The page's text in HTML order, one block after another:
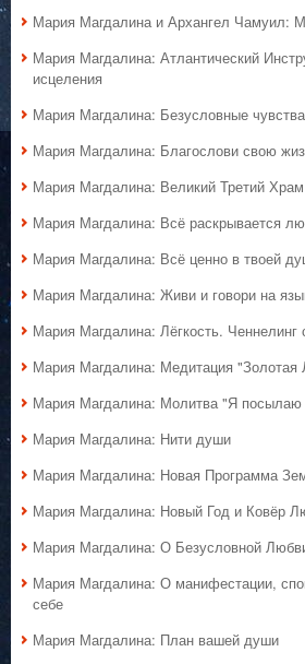
Мария Магдалина и Архангел Чамуил:
Мария Магдалина: Атлантический
исцеления
Мария Магдалина: Безусловные чувства
Мария Магдалина: Благослови свою
Мария Магдалина: Великий Третий Храм
Мария Магдалина: Всё раскрывается
Мария Магдалина: Всё ценно в твоей
Мария Магдалина: Живи и говори на
Мария Магдалина: Лёгкость. Ченнелинг
Мария Магдалина: Медитация "Золотая
Мария Магдалина: Молитва "Я посылаю
Мария Магдалина: Нити души
Мария Магдалина: Новая Программа
Мария Магдалина: Новый Год и Ковёр
Мария Магдалина: О Безусловной
Мария Магдалина: О манифестации,
себе
Мария Магдалина: План вашей души